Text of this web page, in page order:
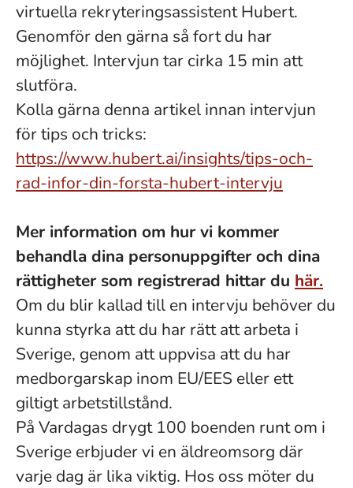
virtuella rekryteringsassistent Hubert.
Genomför den gärna så fort du har
möjlighet. Intervjun tar cirka 15 min att
slutföra.
Kolla gärna denna artikel innan intervjun
för tips och tricks:
https://www.hubert.ai/insights/tips-och-
rad-infor-din-forsta-hubert-intervju
Mer information om hur vi kommer
behandla dina personuppgifter och dina
rättigheter som registrerad hittar du här.
Om du blir kallad till en intervju behöver du
kunna styrka att du har rätt att arbeta i
Sverige, genom att uppvisa att du har
medborgarskap inom EU/EES eller ett
giltigt arbetstillstånd.
På Vardagas drygt 100 boenden runt om i
Sverige erbjuder vi en äldreomsorg där
varje dag är lika viktig. Hos oss möter du